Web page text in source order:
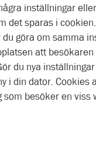
inställningar
det sparas i
göra om samma
att
du nya
i din dator. Cookies
besöker en viss